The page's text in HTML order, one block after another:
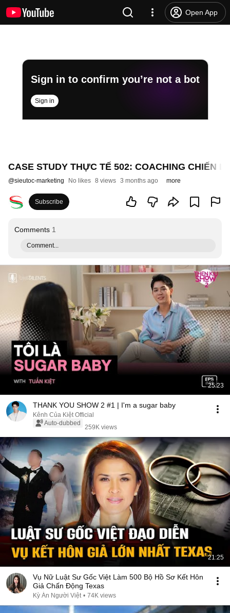
Open App
Sign in to confirm you’re not a bot
Sign in
CASE STUDY THỰC TẾ 502: COACHING CHIẾN
@sieutoc-marketing No likes 8 views 3 months ago more
Subscribe
Comments 1
Comment...
25:23
THANK YOU SHOW 2 #1 | I'm a sugar baby
Kênh Của Kiệt Official
Auto-dubbed
259K views
21:25
Vụ Nữ Luật Sư Gốc Việt Làm 500 Bộ Hồ Sơ Kết Hôn
Giả Chấn Động Texas
Kỳ Án Người Việt • 74K views